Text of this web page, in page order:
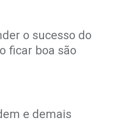
o sucesso do
ficar boa são
e demais